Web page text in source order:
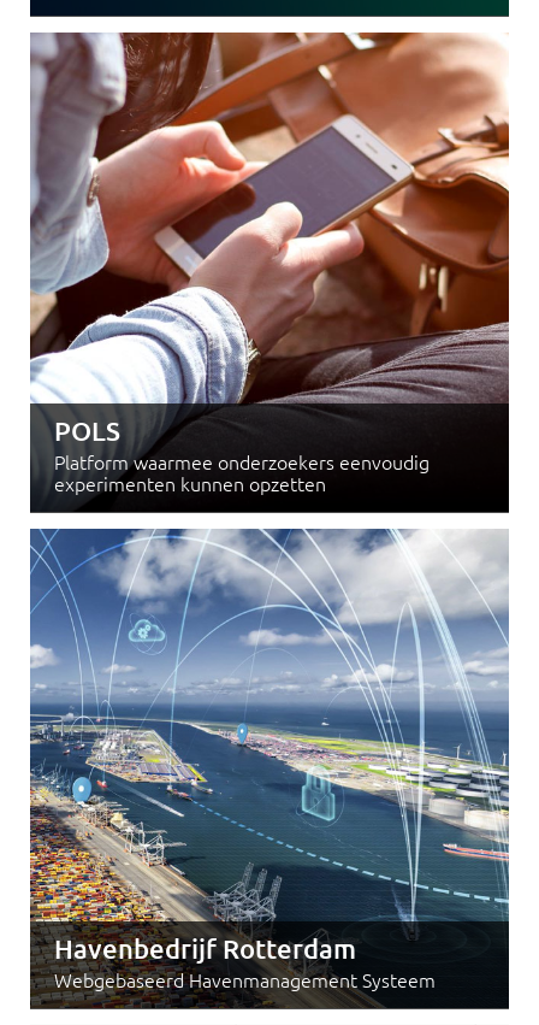
POLS
Platform waarmee onderzoekers eenvoudig
experimenten kunnen opzetten
Havenbedrijf Rotterdam
Webgebaseerd Havenmanagement Systeem